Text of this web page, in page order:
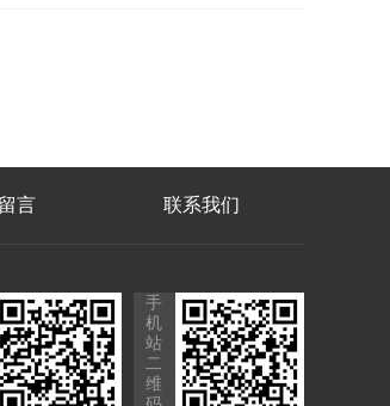
言 联系我们
手
机
站
二
维